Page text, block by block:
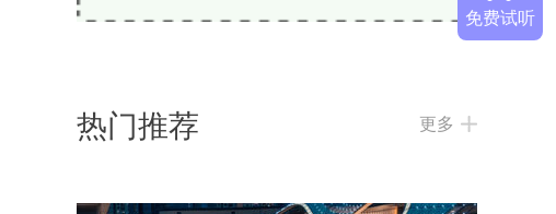
2026欧美外教一对一哪家好？5家热门少儿
热门推荐 更多
免费试听